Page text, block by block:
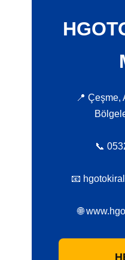
📍 Çeşme,
📞
📧
🌐